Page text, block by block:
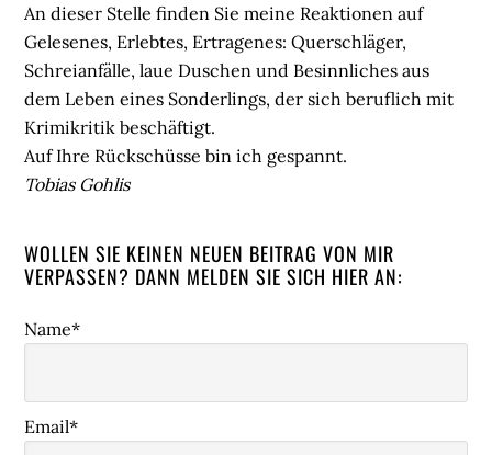
An dieser Stelle finden Sie meine Reaktionen auf
Gelesenes, Erlebtes, Ertragenes: Querschläger,
Schreianfälle, laue Duschen und Besinnliches aus
dem Leben eines Sonderlings, der sich beruflich mit
Krimikritik beschäftigt.
Auf Ihre Rückschüsse bin ich gespannt.
Tobias Gohlis
WOLLEN SIE KEINEN NEUEN BEITRAG VON MIR
VERPASSEN? DANN MELDEN SIE SICH HIER AN:
Name*
Email*